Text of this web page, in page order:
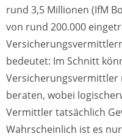
rund 3,5 Millionen (IfM
von rund 200.000
bedeutet: Im Schnitt
beraten, wobei
Vermittler tatsächlich
Wahrscheinlich ist es